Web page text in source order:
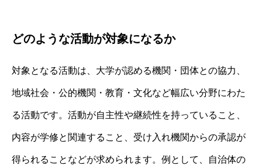
どのような活動が対象になるか
対象となる活動は、大学が認める機関・団体との協力、
地域社会・公的機関・教育・文化など幅広い分野にわた
る活動です。活動が自主性や継続性を持っていること、
内容が学修と関連すること、受け入れ機関からの承認が
得られることなどが求められます。例として、自治体の